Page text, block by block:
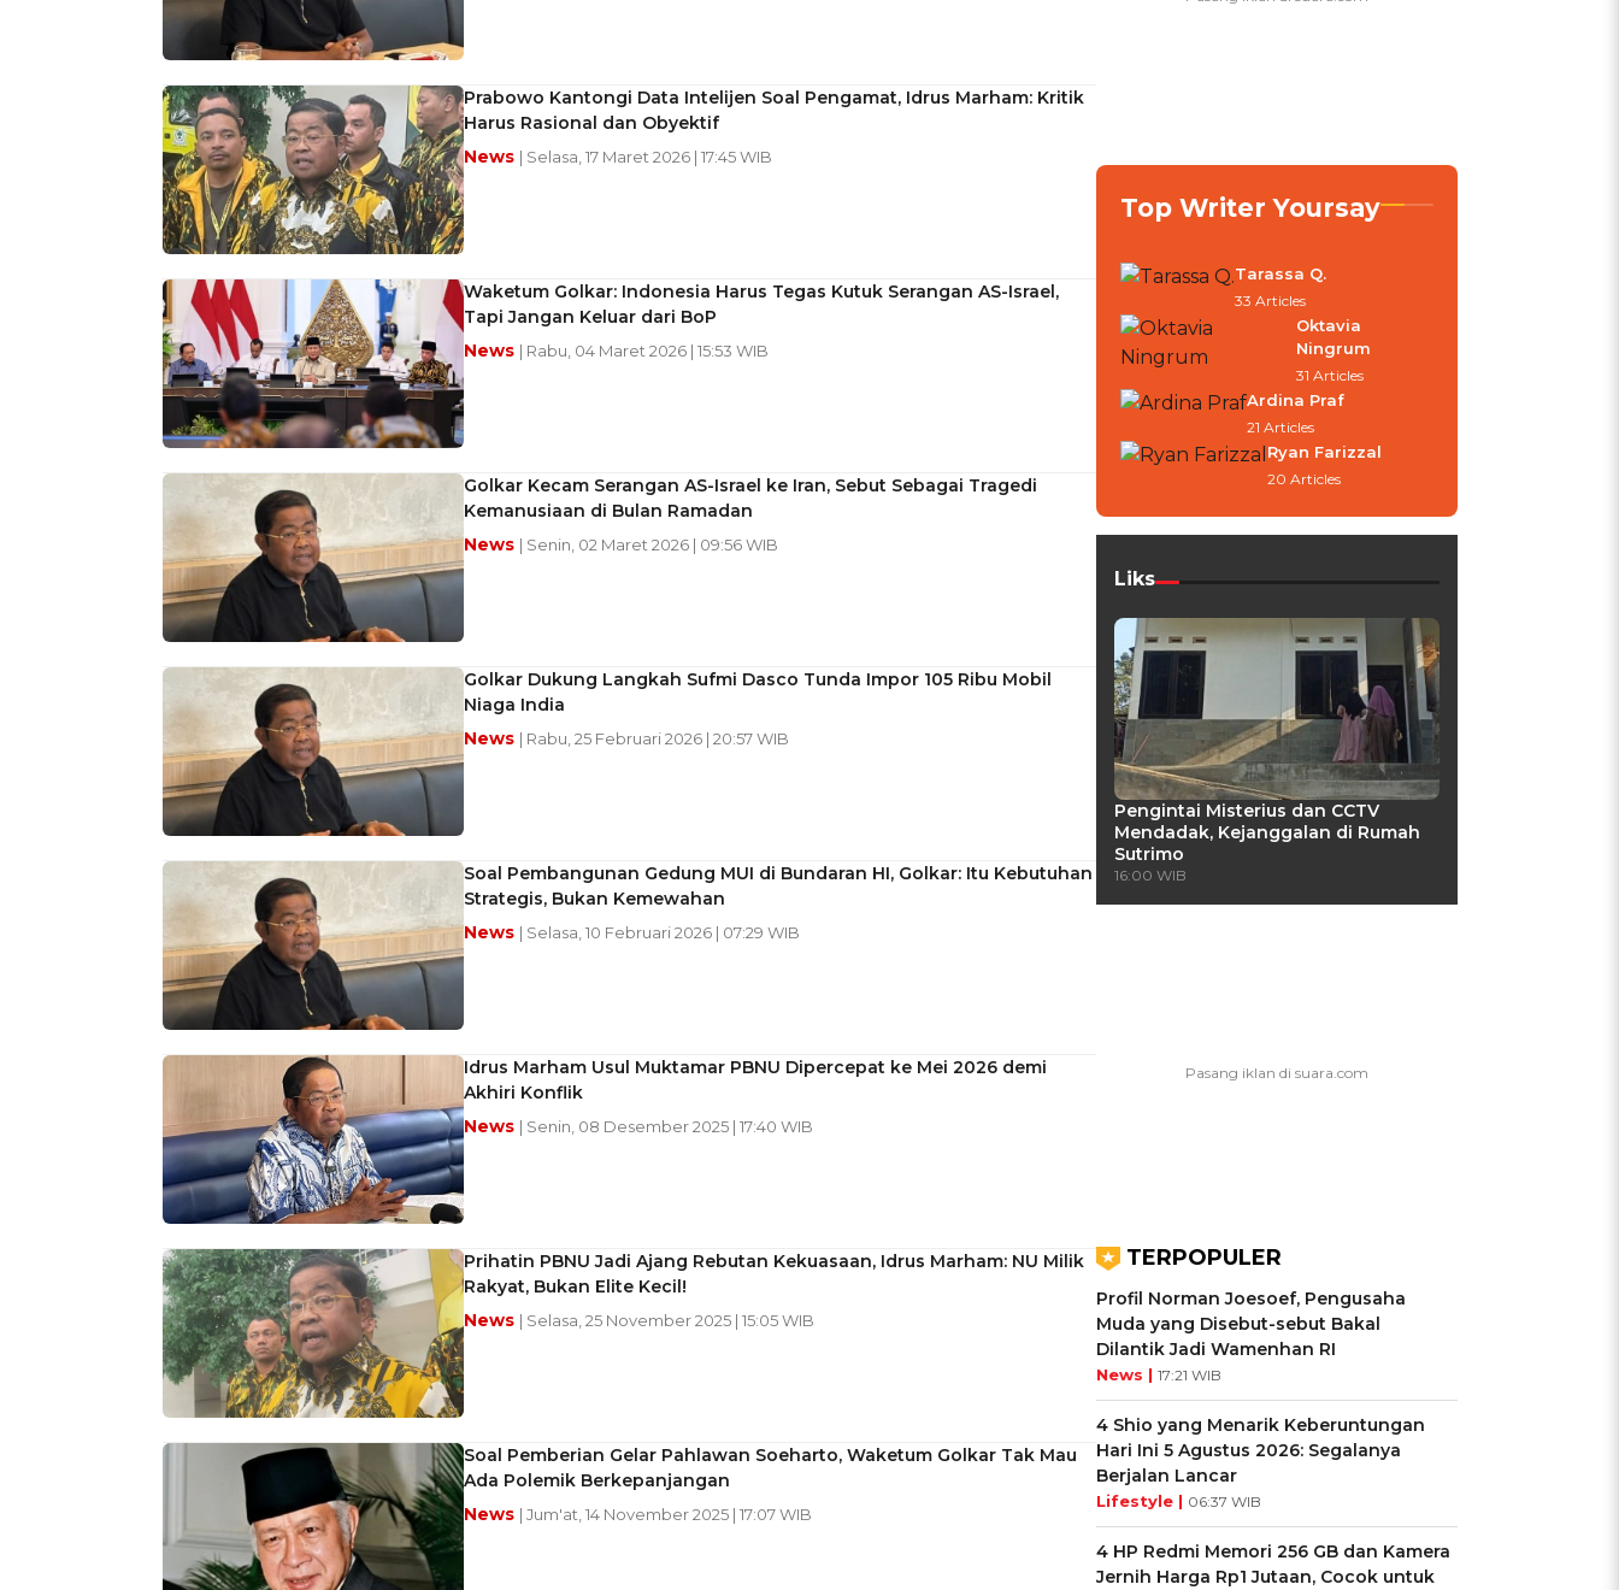
Prabowo Kantongi Data Intelijen Soal Pengamat, Idrus Marham: Kritik
Harus Rasional dan Obyektif
News | Selasa, 17 Maret 2026 | 17:45 WIB
Waketum Golkar: Indonesia Harus Tegas Kutuk Serangan AS-Israel,
Tapi Jangan Keluar dari BoP
News | Rabu, 04 Maret 2026 | 15:53 WIB
Golkar Kecam Serangan AS-Israel ke Iran, Sebut Sebagai Tragedi
Kemanusiaan di Bulan Ramadan
News | Senin, 02 Maret 2026 | 09:56 WIB
Golkar Dukung Langkah Sufmi Dasco Tunda Impor 105 Ribu Mobil
Niaga India
News | Rabu, 25 Februari 2026 | 20:57 WIB
Soal Pembangunan Gedung MUI di Bundaran HI, Golkar: Itu Kebutuhan
Strategis, Bukan Kemewahan
News | Selasa, 10 Februari 2026 | 07:29 WIB
Idrus Marham Usul Muktamar PBNU Dipercepat ke Mei 2026 demi
Akhiri Konflik
News | Senin, 08 Desember 2025 | 17:40 WIB
Prihatin PBNU Jadi Ajang Rebutan Kekuasaan, Idrus Marham: NU Milik
Rakyat, Bukan Elite Kecil!
News | Selasa, 25 November 2025 | 15:05 WIB
Soal Pemberian Gelar Pahlawan Soeharto, Waketum Golkar Tak Mau
Ada Polemik Berkepanjangan
News | Jum'at, 14 November 2025 | 17:07 WIB
Top Writer Yoursay
Tarassa Q.
33 Articles
Oktavia
Ningrum
31 Articles
Ardina Praf
21 Articles
Ryan Farizzal
20 Articles
Liks
Pengintai Misterius dan CCTV
Mendadak, Kejanggalan di Rumah
Sutrimo
16:00 WIB
TERPOPULER
Profil Norman Joesoef, Pengusaha
Muda yang Disebut-sebut Bakal
Dilantik Jadi Wamenhan RI
News | 17:21 WIB
4 Shio yang Menarik Keberuntungan
Hari Ini 5 Agustus 2026: Segalanya
Berjalan Lancar
Lifestyle | 06:37 WIB
4 HP Redmi Memori 256 GB dan Kamera
Jernih Harga Rp1 Jutaan, Cocok untuk